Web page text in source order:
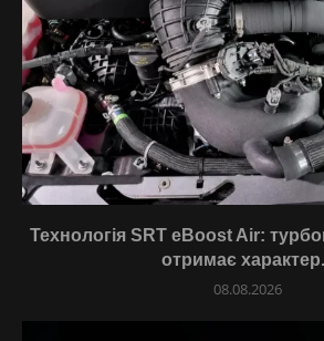
Технологія SRT eBoost Air:
отримає
08.08.2026